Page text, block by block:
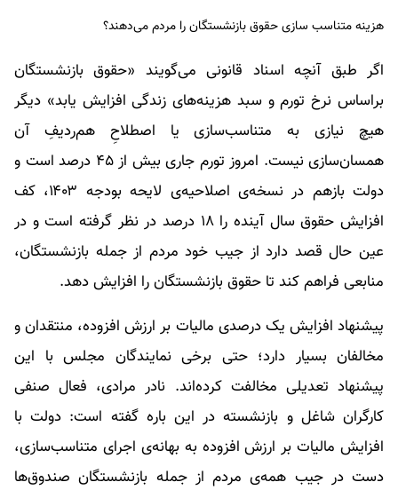
هزینه متناسب سازی حقوق بازنشستگان را مردم می‌دهند؟
اگر طبق آنچه اسناد قانونی می‌گویند «حقوق بازنشستگان
براساس نرخ تورم و سبد هزینه‌های زندگی افزایش یابد» دیگر
هیچ نیازی به متناسب‌سازی یا اصطلاحِ هم‌ردیفِ آن
همسان‌سازی نیست. امروز تورم جاری بیش از ۴۵ درصد است و
دولت بازهم در نسخه‌ی اصلاحیه‌ی لایحه بودجه ۱۴۰۳، کف
افزایش حقوق سال آینده را ۱۸ درصد در نظر گرفته است و در
عین حال قصد دارد از جیب خود مردم از جمله بازنشستگان،
منابعی فراهم کند تا حقوق بازنشستگان را افزایش دهد.
پیشنهاد افزایش یک درصدی مالیات بر ارزش افزوده، منتقدان و
مخالفان بسیار دارد؛ حتی برخی نمایندگان مجلس با این
پیشنهاد تعدیلی مخالفت کرده‌اند. نادر مرادی، فعال صنفی
کارگران شاغل و بازنشسته در این باره گفته است: دولت با
افزایش مالیات بر ارزش افزوده به بهانه‌ی اجرای متناسب‌سازی،
دست در جیب همه‌ی مردم از جمله بازنشستگان صندوق‌ها